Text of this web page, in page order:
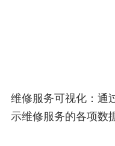
维修服务可视化：通
示维修服务的各项数